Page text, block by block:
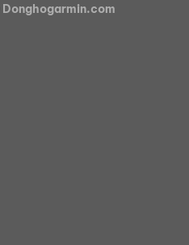
Donghogarmin.com